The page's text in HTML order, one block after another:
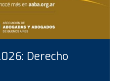
Derecho